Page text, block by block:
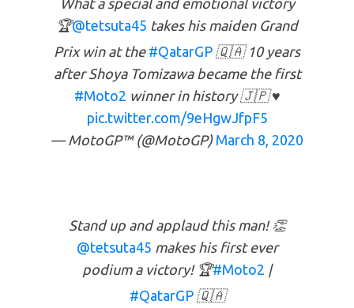
🏆@tetsuta45 takes his maiden Grand
Prix win at the #QatarGP 🇶🇦 10 years
after Shoya Tomizawa became the first
#Moto2 winner in history 🇯🇵 ♥️
pic.twitter.com/9eHgwJfpF5
— MotoGP™ (@MotoGP) March 8, 2020
Stand up and applaud this man! 👏
@tetsuta45 makes his first ever
podium a victory! 🏆#Moto2 |
#QatarGP🇶🇦